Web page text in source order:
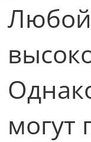
Любой
могут